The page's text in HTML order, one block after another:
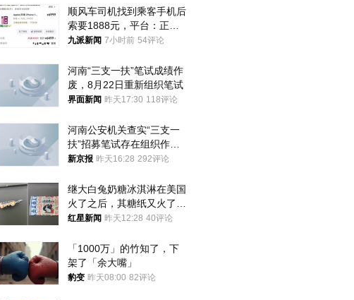
顺风车司机找到乘客手机后
索要1888元，平台：正和
司机沟通协商
九派新闻 7小时前 54评论
河南“三支一扶”笔试成绩作
废，8月22日重新组织笔试
界面新闻 昨天17:30 118评论
河南公安机关查实“三支一
扶”招募笔试存在组织作弊
犯罪行为
新京报 昨天16:28 292评论
继大白兔奶糖冰淇淋在美国
火了之后，其糖纸又火了！
海外博主盛赞：平面设计经
红星新闻 昨天12:28 40评论
「1000万」的竹知了，下
架了「余大嘴」
豹变 昨天08:00 82评论